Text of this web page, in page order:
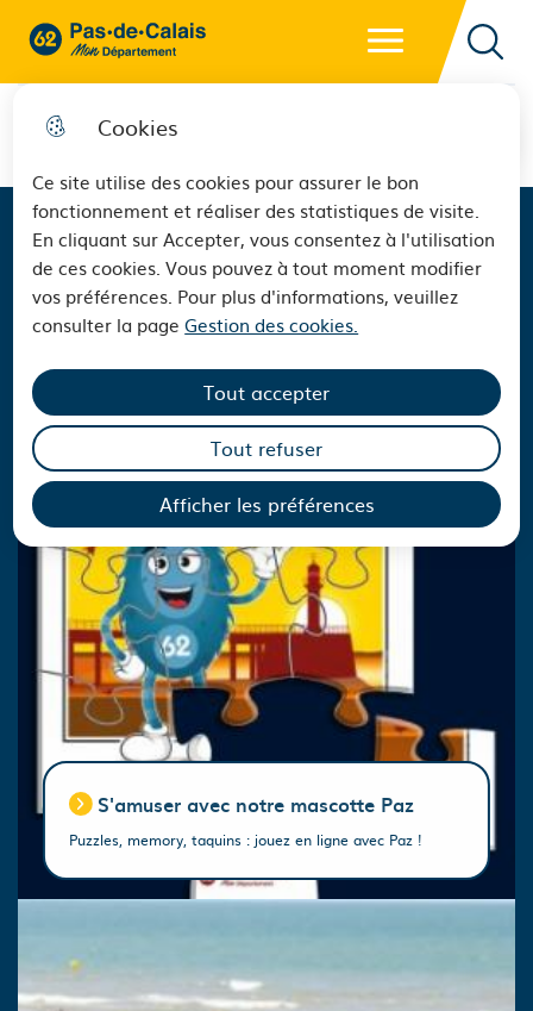
Cookies
Ce site utilise des cookies pour assurer le bon
fonctionnement et réaliser des statistiques de visite.
En cliquant sur Accepter, vous consentez à l'utilisation
de ces cookies. Vous pouvez à tout moment modifier
vos préférences. Pour plus d'informations, veuillez
consulter la pageGestion des cookies.
Afficher les préférences
Tout accepter
Tout refuser
62 - Pas-de-Calais Mon Département - Retour à l'accueil
62, tout le Pas-de-Calais
S'amuser avec notre mascotte Paz
Puzzles, memory, taquins : jouez en ligne avec Paz !